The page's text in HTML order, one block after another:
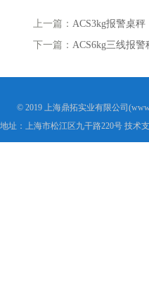
上一篇： ACS3kg报警桌
下一篇： ACS6kg三线报
© 2019 上海鼎拓实业有限公司
地址：上海市松江区九干路220号 技术